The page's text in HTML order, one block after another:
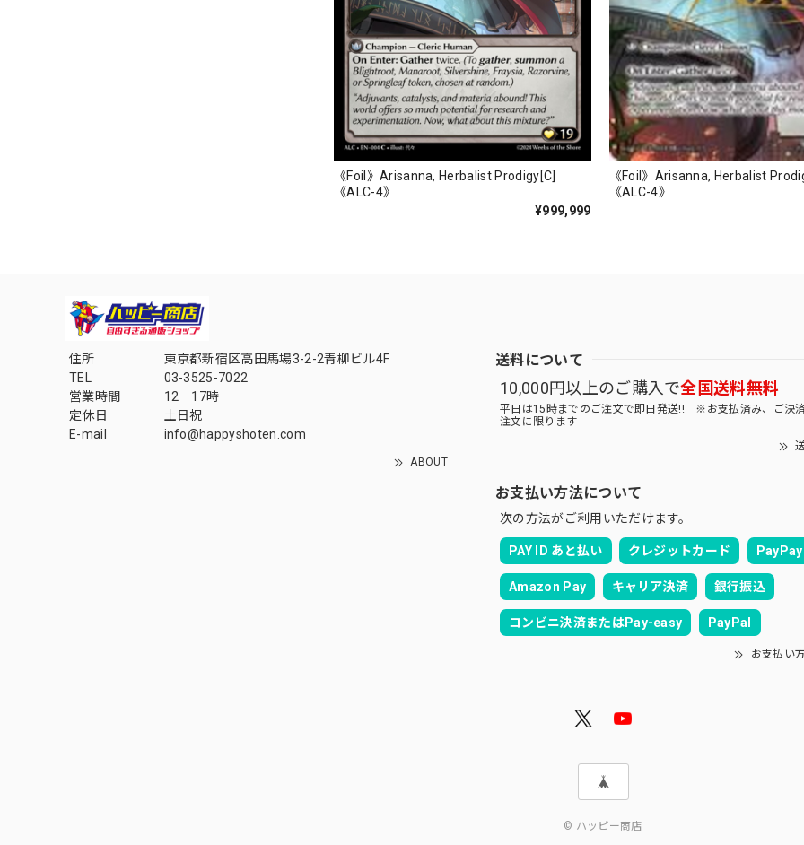
《Foil》Arisanna, Herbalist Prodigy[C]
《ALC-4》
¥999,999
《Foil》Arisanna, Herbalist
《ALC-4》
住所
東京都新宿区高田馬場3-2-2青柳ビル4F
TEL
03-3525-7022
営業時間
12－17時
定休日
土日祝
E-mail
info@happyshoten.com
ABOUT
送料について
10,000円以上のご購入で全国送料無料
平日は15時までのご注文で即日発送!! ※お支払済み、ご決
注文に限ります
お支払い方法について
次の方法がご利用いただけます。
PAY ID あと払い クレジットカード PayPay
Amazon Pay キャリア決済 銀行振込
コンビニ決済またはPay-easy PayPal
お支払い
© ハッピー商店